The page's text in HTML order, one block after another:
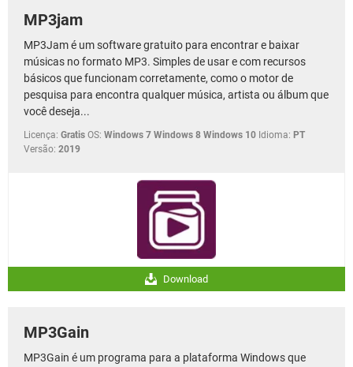
MP3jam
MP3Jam é um software gratuito para encontrar e baixar
músicas no formato MP3. Simples de usar e com recursos
básicos que funcionam corretamente, como o motor de
pesquisa para encontra qualquer música, artista ou álbum que
você deseja...
Licença: Gratis OS: Windows 7 Windows 8 Windows 10 Idioma: PT
Versão: 2019
Download
MP3Gain
MP3Gain é um programa para a plataforma Windows que